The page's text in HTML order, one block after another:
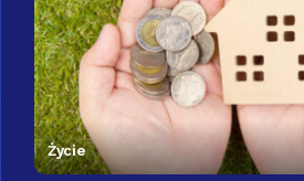
Życie